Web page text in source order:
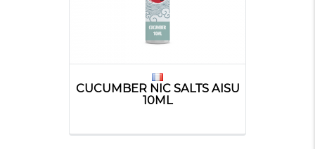
CUCUMBER NIC SALTS AISU
10ML